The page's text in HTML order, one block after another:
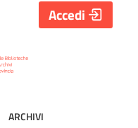
ARCHIVI
Accedi